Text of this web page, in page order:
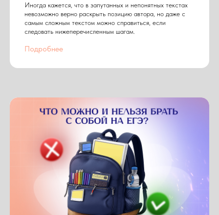
Иногда кажется, что в запутанных и непонятных текстах
невозможно верно раскрыть позицию автора, но даже с
самым сложным текстом можно справиться, если
следовать нижеперечисленным шагам.
Подробнее